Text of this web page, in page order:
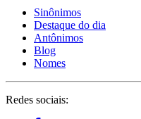
Sinônimos
Destaque do dia
Antônimos
Blog
Nomes
Redes sociais: